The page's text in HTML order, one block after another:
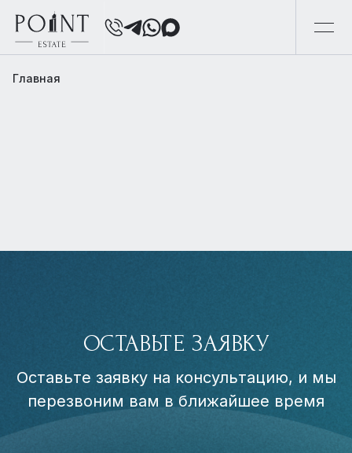
Главная
ОСТАВЬТЕ ЗАЯВКУ
Оставьте заявку на консультацию, и мы
перезвоним вам в ближайшее время